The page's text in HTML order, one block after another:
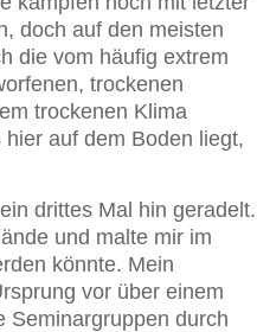
doch auf den meisten
die vom häufig extrem
trockenen
trockenen Klima
auf dem Boden liegt,
drittes Mal hin geradelt.
und malte mir im
könnte. Mein
vor über einem
Seminargruppen durch